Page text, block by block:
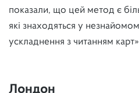
показали, що цей метод є
які знаходяться у
ускладнення з читанням
Лондон